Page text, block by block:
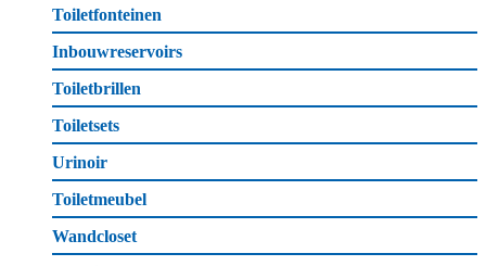
Toiletfonteinen
Inbouwreservoirs
Toiletbrillen
Toiletsets
Urinoir
Toiletmeubel
Wandcloset